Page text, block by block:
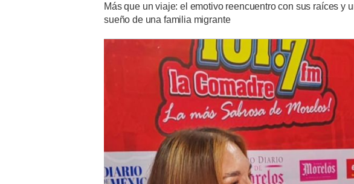
Más que un viaje: el emotivo reencuentro con sus raíces y
sueño de una familia migrante